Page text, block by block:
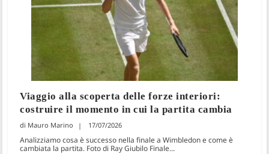
Viaggio alla scoperta delle forze interiori:
costruire il momento in cui la partita cambia
Mauro Marino 17/07/2026
Analizziamo cosa è successo nella finale a Wimbledon e come è
cambiata la partita. Foto di Ray Giubilo Finale...